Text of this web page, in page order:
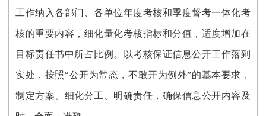
工作纳入各部门、各单位年度考核和季度督考一体化考
核的重要内容 ， 细化量化考核指标和分值，适度增加在
目标责任书中所占比例。以考核保证信息公开工作落到
实处，按照“公开为常态，不敢开为例外”的基本要求，
制定方案、细化分工、明确责任，确保信息公开内容及